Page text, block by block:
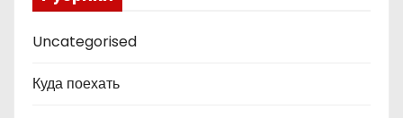
Uncategorised
Куда поехать